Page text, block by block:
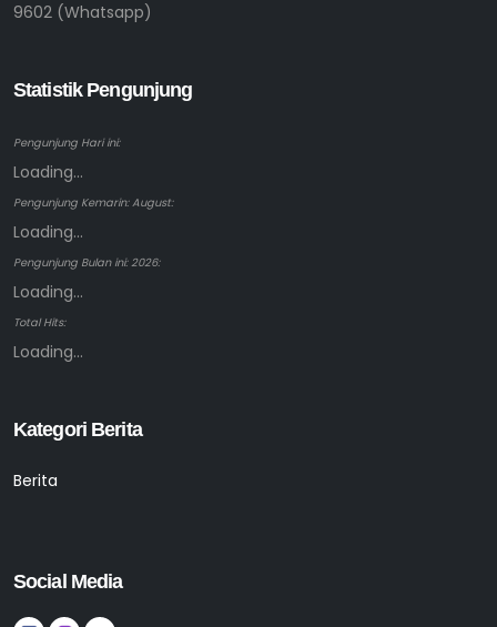
9602 (Whatsapp)
Statistik Pengunjung
Pengunjung Hari ini:
Loading...
Pengunjung Kemarin: August:
Loading...
Pengunjung Bulan ini: 2026:
Loading...
Total Hits:
Loading...
Kategori Berita
Berita
Social Media